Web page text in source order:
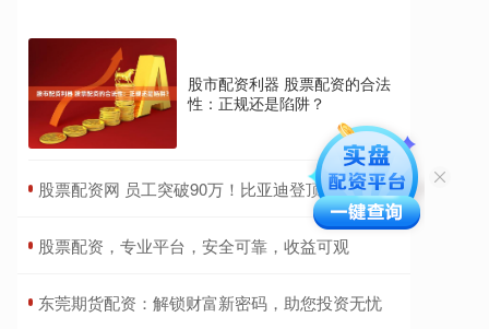
股市配资利器 股票配资的合法
性：正规还是陷阱？
​股票配资网 员工突破90万！比亚迪登顶A股 比第二名多40多万！
​股票配资，专业平台，安全可靠，收益可观
​东莞期货配资：解锁财富新密码，助您投资无忧